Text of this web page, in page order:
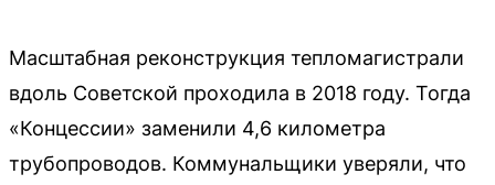
Масштабная реконструкция тепломагистрали
вдоль Советской проходила в 2018 году. Тогда
«Концессии» заменили 4,6 километра
трубопроводов. Коммунальщики уверяли, что